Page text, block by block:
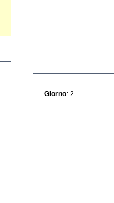
Giorno : 2